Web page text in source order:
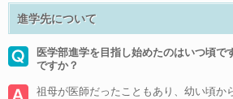
進学先について
医学部進学を目指し始めたのはいつ頃で
ですか？
祖母が医師だったこともあり、幼い頃か